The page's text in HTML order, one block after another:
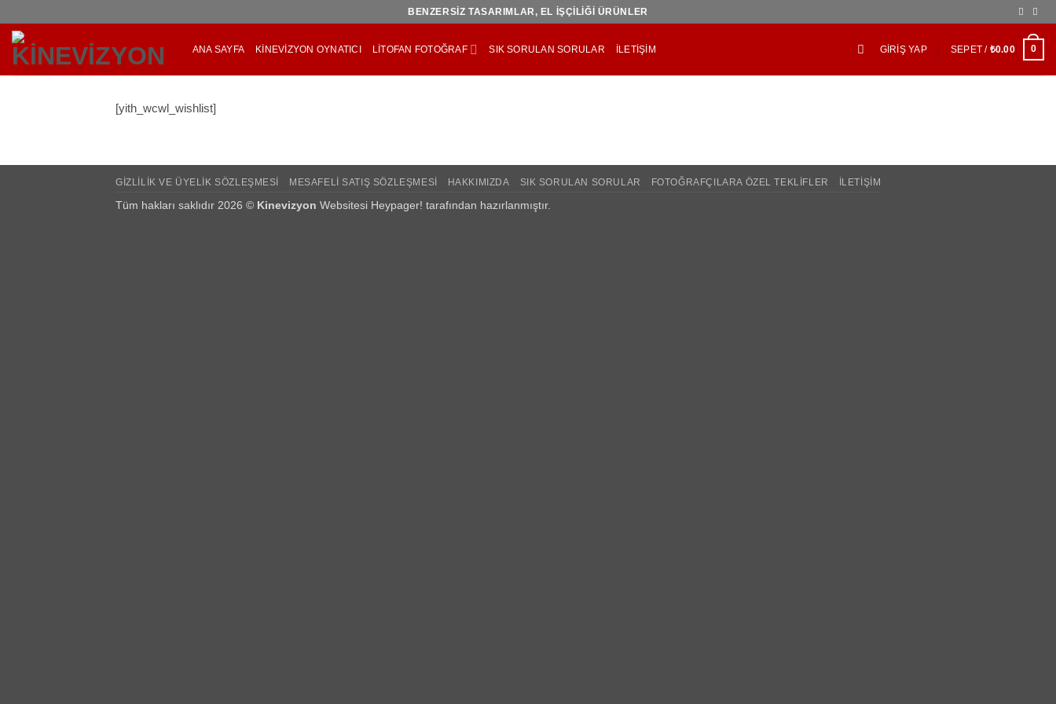
atla
BENZERSİZ TASARIMLAR, EL İŞÇİLİĞİ ÜRÜNLER
ANA SAYFA KINEVIZYON OYNATICI LITOFAN FOTOĞRAF SIK SORULAN SORULAR İLETIŞIM GIRIŞ YAP SEPET / ₺0.00 0
[yith_wcwl_wishlist]
GIZLILIK VE ÜYELIK SÖZLEŞMESI MESAFELI SATIŞ SÖZLEŞMESI HAKKIMIZDA SIK SORULAN SORULAR FOTOĞRAFÇILARA ÖZEL TEKLIFLER İLETIŞIM
Tüm hakları saklıdır 2026 © Kinevizyon Websitesi Heypager! tarafından hazırlanmıştır.